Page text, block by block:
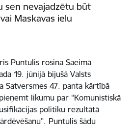
sen nevajadzētu būt
Maskavas ielu
Puntulis rosina Saeimā
19. jūnijā bijušā Valsts
Satversmes 47. panta kārtībā
likumu par “Komunistiskā
politiku rezultātā
Puntulis šādu